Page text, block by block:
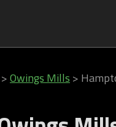
>Owings Mills >